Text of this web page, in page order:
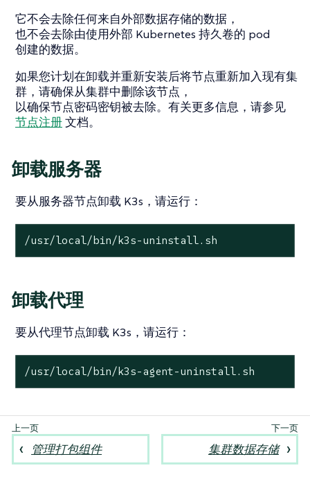
它不会去除任何来自外部数据存储的数据，
也不会去除由使用外部 Kubernetes 持久卷的 pod
创建的数据。
如果您计划在卸载并重新安装后将节点重新加入现有集
群，请确保从集群中删除该节点，
以确保节点密码密钥被去除。有关更多信息，请参见
节点注册文档。
卸载服务器
要从服务器节点卸载 K3s，请运行：
/usr/local/bin/k3s-uninstall.sh
卸载代理
要从代理节点卸载 K3s，请运行：
/usr/local/bin/k3s-agent-uninstall.sh
管理打包组件 集群数据存储